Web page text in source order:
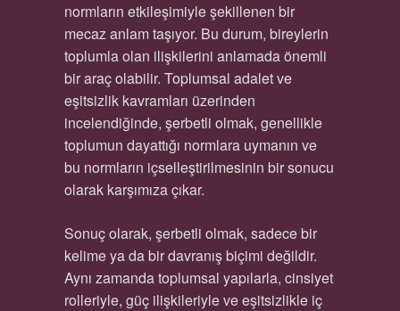
normların etkileşimiyle şekillenen bir
mecaz anlam taşıyor. Bu durum, bireylerin
toplumla olan ilişkilerini anlamada önemli
bir araç olabilir. Toplumsal adalet ve
eşitsizlik kavramları üzerinden
incelendiğinde, şerbetli olmak, genellikle
toplumun dayattığı normlara uymanın ve
bu normların içselleştirilmesinin bir sonucu
olarak karşımıza çıkar.
Sonuç olarak, şerbetli olmak, sadece bir
kelime ya da bir davranış biçimi değildir.
Aynı zamanda toplumsal yapılarla, cinsiyet
rolleriyle, güç ilişkileriyle ve eşitsizlikle iç